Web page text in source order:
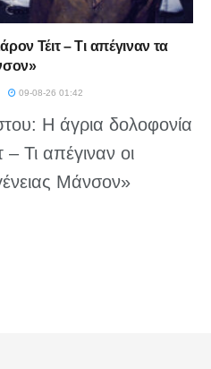
Τέιτ – Τι απέγιναν τα
09-08-26 01:42
Η άγρια δολοφονία
Τι απέγιναν οι
Μάνσον»